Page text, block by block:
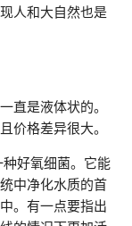
人和大自然也是
直是液体状的。
价格差异很大。
种好氧细菌。它能
中净化水质的首
。有一点要指出